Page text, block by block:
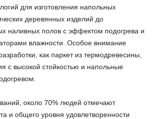
для изготовления напольных
деревянных изделий до
наливных полов с эффектом подогрева и
влажности. Особое внимание
как паркет из термодревесины,
с высокой стойкостью и напольные
около 70% людей отмечают
и общего уровня удовлетворенности